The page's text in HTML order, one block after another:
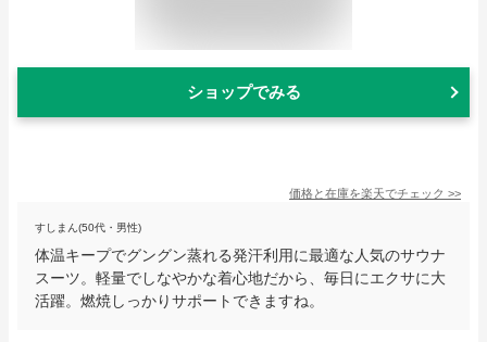
ショップでみる
価格と在庫を楽天でチェック >>
すしまん(50代・男性)
体温キープでグングン蒸れる発汗利用に最適な人気のサウナ
スーツ。軽量でしなやかな着心地だから、毎日にエクサに大
活躍。燃焼しっかりサポートできますね。